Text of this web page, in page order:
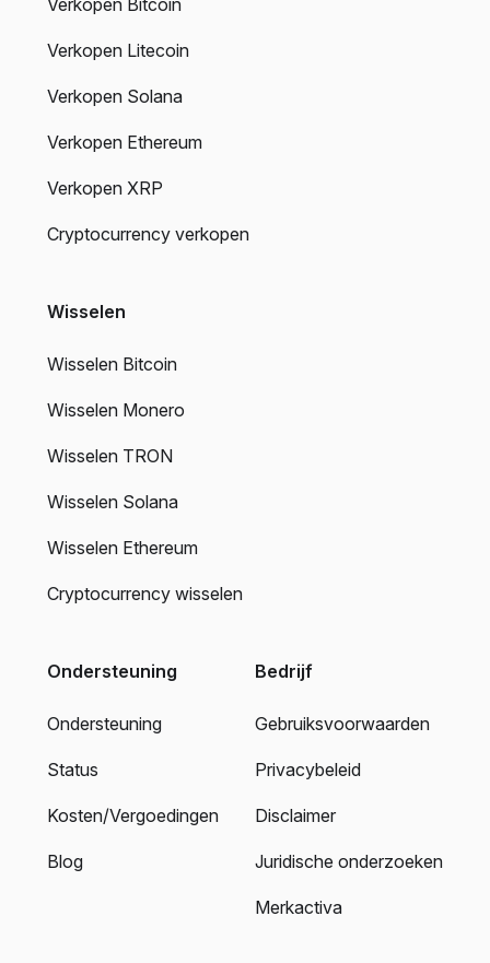
Verkopen Litecoin
Verkopen Solana
Verkopen Ethereum
Verkopen XRP
Cryptocurrency verkopen
Wisselen
Wisselen Bitcoin
Wisselen Monero
Wisselen TRON
Wisselen Solana
Wisselen Ethereum
Cryptocurrency wisselen
Ondersteuning
Ondersteuning
Status
Kosten/Vergoedingen
Blog
Bedrijf
Gebruiksvoorwaarden
Privacybeleid
Disclaimer
Juridische onderzoeken
Merkactiva